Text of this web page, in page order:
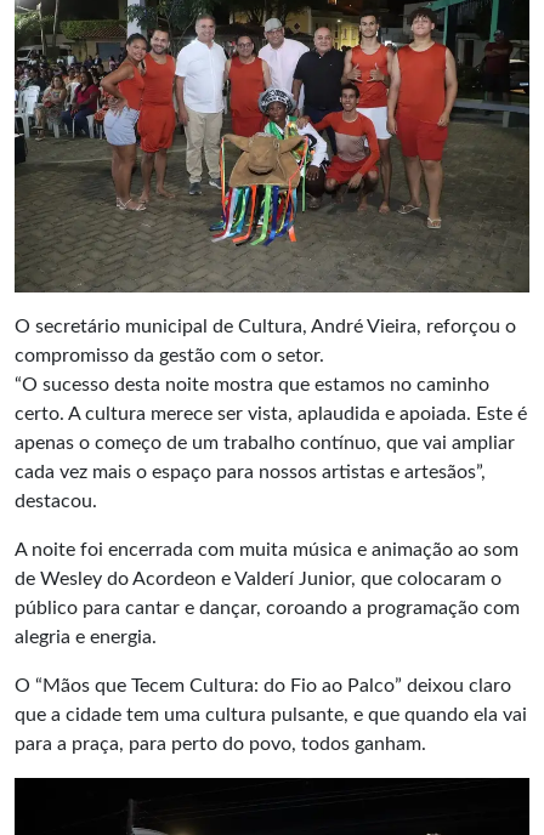
O secretário municipal de Cultura, André Vieira, reforçou o
compromisso da gestão com o setor.
“O sucesso desta noite mostra que estamos no caminho
certo. A cultura merece ser vista, aplaudida e apoiada. Este é
apenas o começo de um trabalho contínuo, que vai ampliar
cada vez mais o espaço para nossos artistas e artesãos”,
destacou.
A noite foi encerrada com muita música e animação ao som
de Wesley do Acordeon e Valderí Junior, que colocaram o
público para cantar e dançar, coroando a programação com
alegria e energia.
O “Mãos que Tecem Cultura: do Fio ao Palco” deixou claro
que a cidade tem uma cultura pulsante, e que quando ela vai
para a praça, para perto do povo, todos ganham.